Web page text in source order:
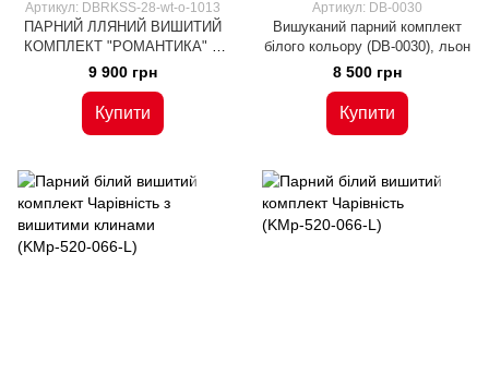
Артикул: DBRKSS-28-wt-o-1013
ПАРНИЙ ЛЛЯНИЙ ВИШИТИЙ
КОМПЛЕКТ "РОМАНТИКА" З
СУКНЕЮ (DBRKSS-28-wt-o),
9 900 грн
Купити
Артикул: DB-0030
Вишуканий парний комплект
білого кольору (DB-0030), льон
8 500 грн
Купити